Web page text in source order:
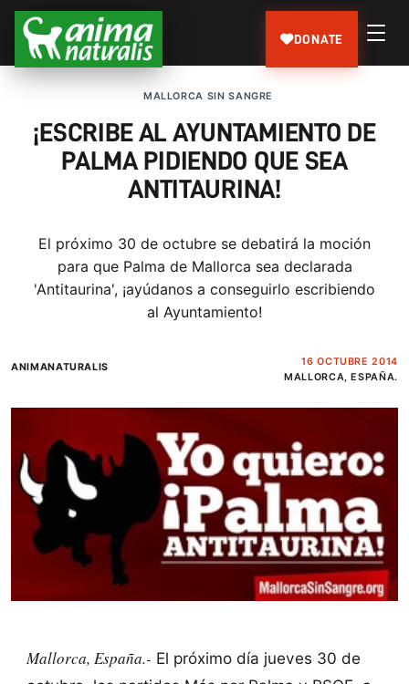
DONATE
MALLORCA SIN SANGRE
¡ESCRIBE AL AYUNTAMIENTO DE
PALMA PIDIENDO QUE SEA
ANTITAURINA!
El próximo 30 de octubre se debatirá la moción
para que Palma de Mallorca sea declarada
'Antitaurina', ¡ayúdanos a conseguirlo escribiendo
al Ayuntamiento!
ANIMANATURALIS
16 OCTUBRE 2014
MALLORCA, ESPAÑA.
Mallorca, España.- El próximo día jueves 30 de